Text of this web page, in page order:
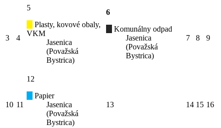
3 4
5
Plasty, kovové obaly,
VKM
Jasenica
(Považská
Bystrica)
6
Komunálny odpad
Jasenica
(Považská
Bystrica)
7 8 9
10 11
12
Papier
Jasenica
(Považská
Bystrica)
13 14 15 16